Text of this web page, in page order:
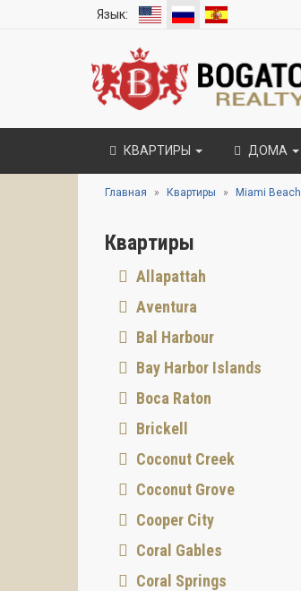
Язык:
КВАРТИРЫ ДОМА
Главная Квартиры Miami Beach
Квартиры
Allapattah
Aventura
Bal Harbour
Bay Harbor Islands
Boca Raton
Brickell
Coconut Creek
Coconut Grove
Cooper City
Coral Gables
Coral Springs